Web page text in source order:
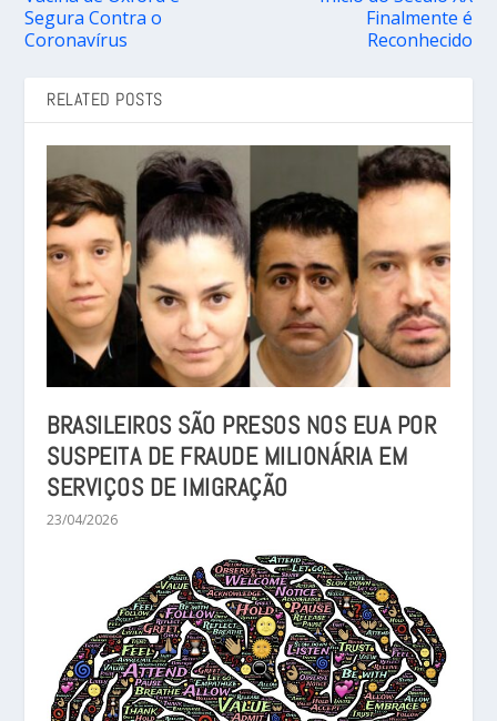
Segura Contra o
Coronavírus
Finalmente é
Reconhecido
RELATED POSTS
BRASILEIROS SÃO PRESOS NOS EUA POR
SUSPEITA DE FRAUDE MILIONÁRIA EM
SERVIÇOS DE IMIGRAÇÃO
23/04/2026